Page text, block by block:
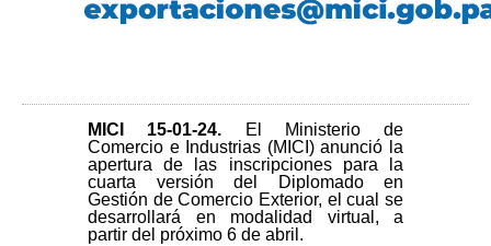
MICI 15-01-24.
El Ministerio de
Comercio e Industrias (MICI) anunció la
apertura de las inscripciones para la
cuarta versión del Diplomado en
Gestión de Comercio Exterior, el cual se
desarrollará en modalidad virtual, a
partir del próximo 6 de abril.